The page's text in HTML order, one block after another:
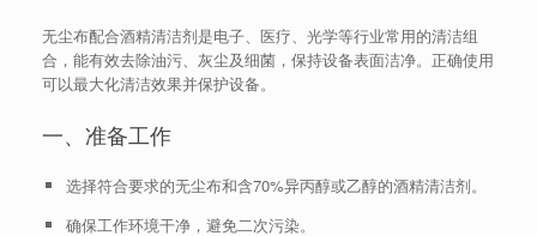
无尘布配合酒精清洁剂是电子、医疗、光学等行业常用的清洁组
合，能有效去除油污、灰尘及细菌，保持设备表面洁净。正确使用
可以最大化清洁效果并保护设备。
一、准备工作
选择符合要求的无尘布和含70%异丙醇或乙醇的酒精清洁剂。
确保工作环境干净，避免二次污染。